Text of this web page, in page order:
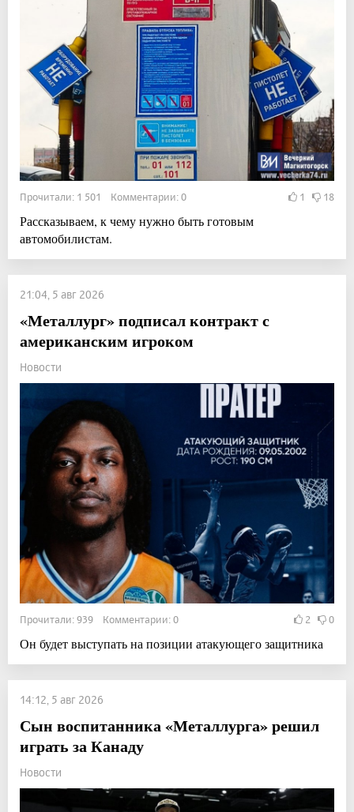
Прочитали: 1 501 Комментарии: 0 1 18
Рассказываем, к чему нужно быть готовым
автомобилистам.
21:04, 5 авг 2026
«Металлург» подписал контракт с
американским игроком
Новости
Прочитали: 939 Комментарии: 0 2 0
Он будет выступать на позиции атакующего защитника
14:12, 5 авг 2026
Сын воспитанника «Металлурга» решил
играть за Канаду
Новости